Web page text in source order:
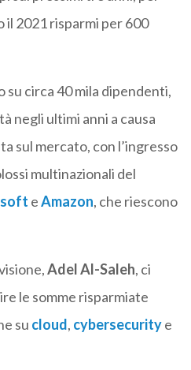
2021 risparmi per 600
su circa 40 mila dipendenti,
negli ultimi anni a causa
sul mercato, con l’ingresso
multinazionali del
eAmazon, che riescono
Adel Al-Saleh, ci
le somme risparmiate
su cloud, cybersecuritye